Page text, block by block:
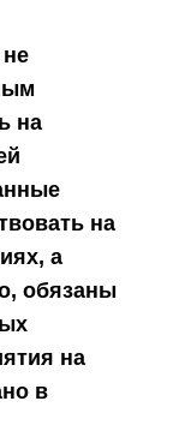
на
на
а
обязаны
на
в